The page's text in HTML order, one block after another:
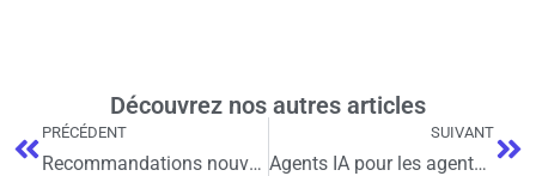
Découvrez nos autres articles
PRÉCÉDENT
Recommandations nouvelle génération : l’IA au service de la compréhension client et des ventes
SUIVANT
Agents IA pour les agents immobiliers : gagnez du temps et concluez plus de ventes